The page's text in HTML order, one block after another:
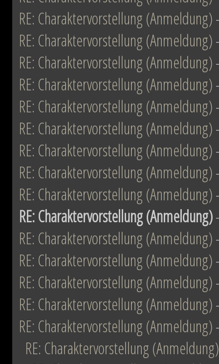
RE: Charaktervorstellung (Anmeldung)
RE: Charaktervorstellung (Anmeldung)
RE: Charaktervorstellung (Anmeldung)
RE: Charaktervorstellung (Anmeldung)
RE: Charaktervorstellung (Anmeldung)
RE: Charaktervorstellung (Anmeldung)
RE: Charaktervorstellung (Anmeldung)
RE: Charaktervorstellung (Anmeldung)
RE: Charaktervorstellung (Anmeldung)
RE: Charaktervorstellung (Anmeldung)
RE: Charaktervorstellung (Anmeldung)
RE: Charaktervorstellung (Anmeldung)
RE: Charaktervorstellung (Anmeldung)
RE: Charaktervorstellung (Anmeldung)
RE: Charaktervorstellung (Anmeldung)
RE: Charaktervorstellung (Anmeldung)